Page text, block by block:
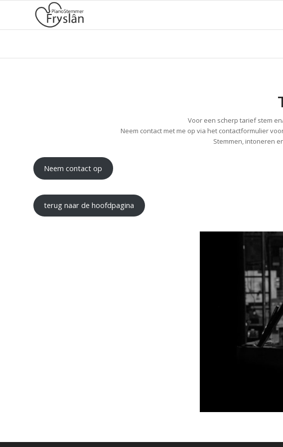
Voor een scherp tarief stem
Neem contact met me op via het contactformulier
Stemmen, intoneren
Neem contact op
terug naar de hoofdpagina